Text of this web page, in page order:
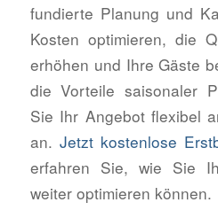
fundierte Planung und
Kosten optimieren, die
erhöhen und Ihre Gäste
die Vorteile saisonaler
Sie Ihr Angebot flexibel
an. Jetzt kostenlose
erfahren Sie, wie Sie
weiter optimieren können.